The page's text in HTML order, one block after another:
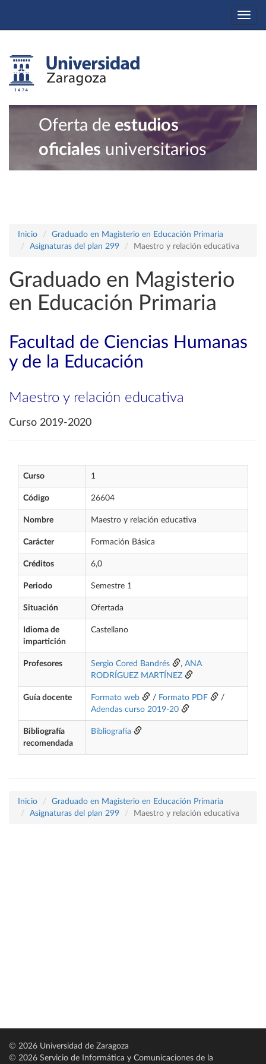
Oferta de estudios
oficiales universitarios
Inicio
Graduado en Magisterio en Educación Primaria
Asignaturas del plan 299
Maestro y relación educativa
Graduado en Magisterio
en Educación Primaria
Facultad de Ciencias Humanas
y de la Educación
Maestro y relación educativa
Curso 2019-2020
Curso 1
Código 26604
Nombre Maestro y relación educativa
Carácter Formación Básica
Créditos 6,0
Periodo Semestre 1
Situación Ofertada
Idioma de
impartición
Castellano
Profesores Sergio Cored Bandrés , ANA
RODRÍGUEZ MARTÍNEZ
Guía docente Formato web / Formato PDF
/
Adendas curso 2019-20
Bibliografía
recomendada
Bibliografía
Inicio
Graduado en Magisterio en Educación Primaria
Asignaturas del plan 299
Maestro y relación educativa
© 2026 Universidad de Zaragoza
© 2026 Servicio de Informática y Comunicaciones de la